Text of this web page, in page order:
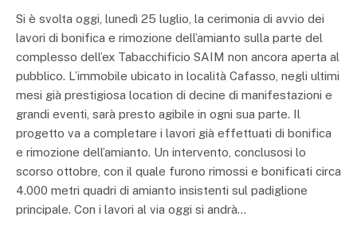
Si è svolta oggi, lunedì 25 luglio, la cerimonia di avvio dei
lavori di bonifica e rimozione dell’amianto sulla parte del
complesso dell’ex Tabacchificio SAIM non ancora aperta al
pubblico. L’immobile ubicato in località Cafasso, negli ultimi
mesi già prestigiosa location di decine di manifestazioni e
grandi eventi, sarà presto agibile in ogni sua parte. Il
progetto va a completare i lavori già effettuati di bonifica
e rimozione dell’amianto. Un intervento, conclusosi lo
scorso ottobre, con il quale furono rimossi e bonificati circa
4.000 metri quadri di amianto insistenti sul padiglione
principale. Con i lavori al via oggi si andrà…